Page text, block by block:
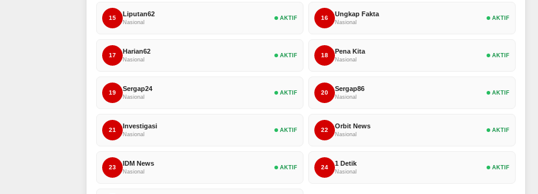
15
Liputan62
Nasional
AKTIF 16
Ungkap Fakta
Nasional
AKTIF
17
Harian62
Nasional
AKTIF 18
Pena Kita
Nasional
AKTIF
19
Sergap24
Nasional
AKTIF 20
Sergap86
Nasional
AKTIF
21
Investigasi
Nasional
AKTIF 22
Orbit News
Nasional
AKTIF
23
IDM News
Nasional
AKTIF 24
1 Detik
Nasional
AKTIF